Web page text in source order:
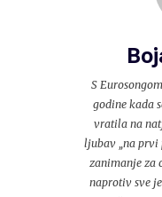
S
godine kada
vratila na
ljubav „na prvi
zanimanje za
naprotiv sve